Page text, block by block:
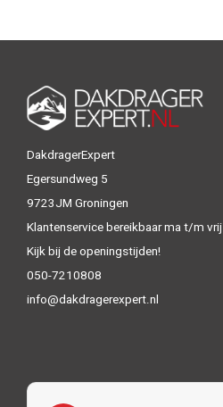
DakdragerExpert
Egersundweg 5
9723JM Groningen
Klantenservice bereikbaar ma t/m vrij
Kijk bij de openingstijden!
050-7210808
info@dakdragerexpert.nl